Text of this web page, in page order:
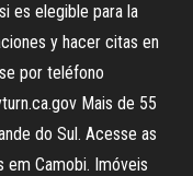
es elegible para la
y hacer citas en
por teléfono
Mais de 55
do Sul. Acesse as
em Camobi. Imóveis